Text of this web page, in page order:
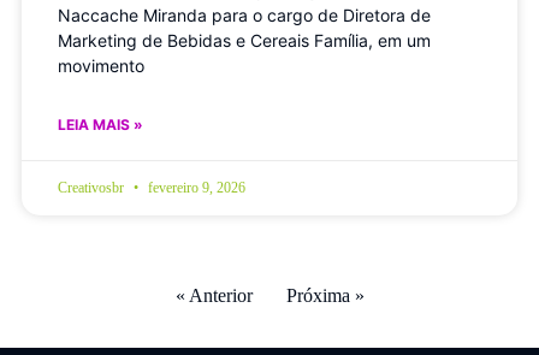
Naccache Miranda para o cargo de Diretora de
Marketing de Bebidas e Cereais Família, em um
movimento
LEIA MAIS »
Creativosbr fevereiro 9, 2026
« Anterior Próxima »